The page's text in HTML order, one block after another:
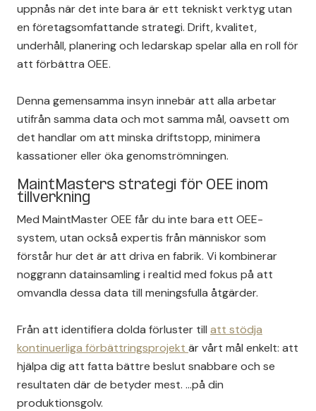
uppnås när det inte bara är ett tekniskt verktyg utan
en företagsomfattande strategi. Drift, kvalitet,
underhåll, planering och ledarskap spelar alla en roll för
att förbättra OEE.
Denna gemensamma insyn innebär att alla arbetar
utifrån samma data och mot samma mål, oavsett om
det handlar om att minska driftstopp, minimera
kassationer eller öka genomströmningen.
MaintMasters strategi för OEE inom
tillverkning
Med MaintMaster OEE får du inte bara ett OEE-
system, utan också expertis från människor som
förstår hur det är att driva en fabrik. Vi kombinerar
noggrann datainsamling i realtid med fokus på att
omvandla dessa data till meningsfulla åtgärder.
Från att identifiera dolda förluster till att stödja
kontinuerliga förbättringsprojekt är vårt mål enkelt: att
hjälpa dig att fatta bättre beslut snabbare och se
resultaten där de betyder mest. ...på din
produktionsgolv.